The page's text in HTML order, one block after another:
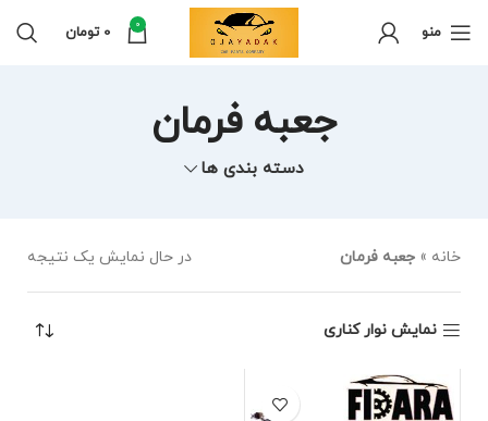
منو 0
0 تومان
جعبه فرمان
دسته بندی ها
خانه » جعبه فرمان در حال نمایش یک نتیجه
نمایش نوار کناری